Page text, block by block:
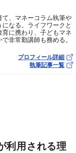
、マネーコラム執筆や
なる。ライフワークと
に携わり、子どもマネ
非常勤講師も務める。
プロフィール詳細
執筆記事一覧
利用される理